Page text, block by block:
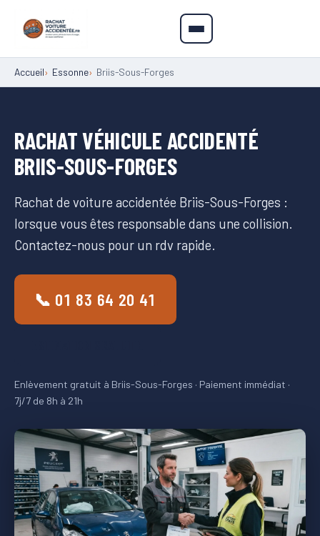
Accueil Essonne Briis-Sous-Forges
RACHAT VÉHICULE ACCIDENTÉ
BRIIS-SOUS-FORGES
Rachat de voiture accidentée Briis-Sous-Forges :
lorsque vous êtes responsable dans une collision.
Contactez-nous pour un rdv rapide.
📞 01 83 64 20 41
Enlèvement gratuit à Briis-Sous-Forges · Paiement immédiat ·
7j/7 de 8h à 21h